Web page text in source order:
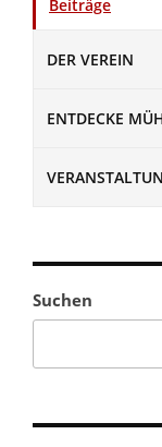
Beiträge
DER VEREIN
ENTDECKE
Suchen